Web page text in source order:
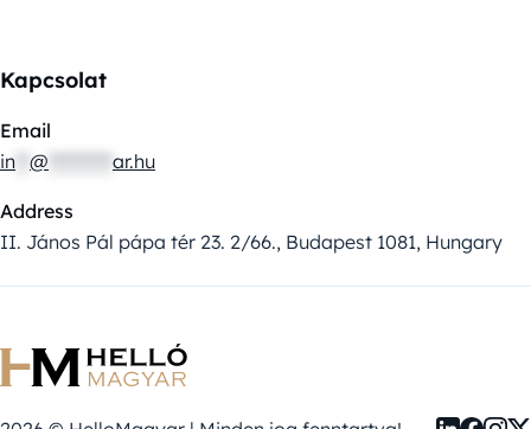
Kapcsolat
Email
in @ ar.hu
Address
II. János Pál pápa tér 23. 2/66., Budapest 1081, Hungary